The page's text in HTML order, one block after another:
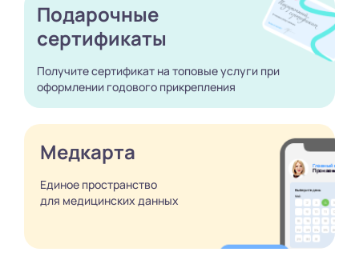
Подарочные
сертификаты
Получите сертификат на топовые услуги при
оформлении годового прикрепления
Медкарта
Единое пространство
для медицинских данных